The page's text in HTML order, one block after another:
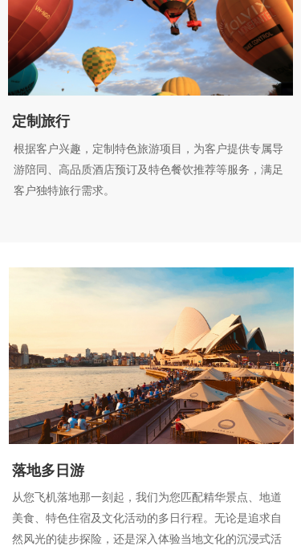
定制旅行
根据客户兴趣，定制特色旅游项目，为客户提供专属导
游陪同、高品质酒店预订及特色餐饮推荐等服务，满足
客户独特旅行需求。
落地多日游
从您飞机落地那一刻起，我们为您匹配精华景点、地道
美食、特色住宿及文化活动的多日行程。无论是追求自
然风光的徒步探险，还是深入体验当地文化的沉浸式活